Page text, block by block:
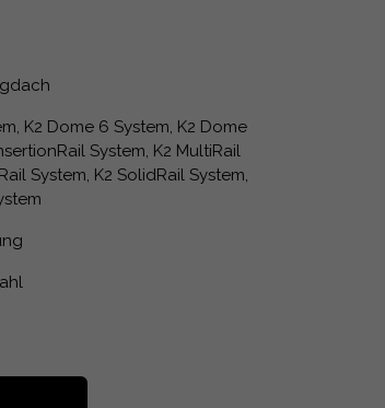
K2 Dome 6 System, K2 Dome
System, K2 MultiRail
System, K2 SolidRail System,